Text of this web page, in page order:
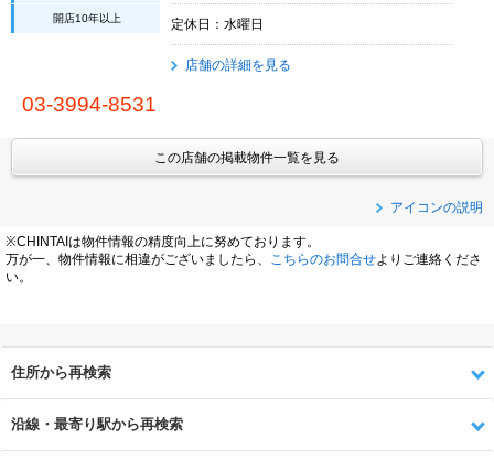
開店10年以上 定休日：水曜日
店舗の詳細を見る
03-3994-8531
この店舗の掲載物件一覧を見る
アイコンの説明
※CHINTAIは物件情報の精度向上に努めております。
万が一、物件情報に相違がございましたら、
こちらのお問合せよりご連絡くださ
い。
住所から再検索
沿線・最寄り駅から再検索